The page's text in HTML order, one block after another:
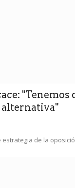
"Tenemos
de la